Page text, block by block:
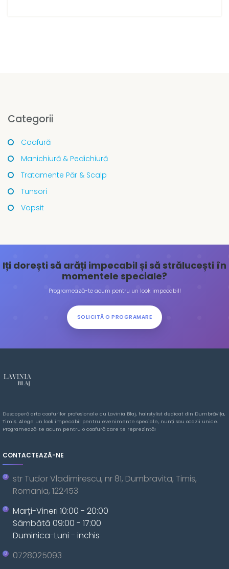
Categorii
Coafură
Manichiură & Pedichiură
Tratamente Păr & Scalp
Tunsori
Vopsit
Iți dorești să arăți impecabil și să strălucești în
momentele speciale?
Programează-te acum pentru un look impecabil!
SOLICITĂ O PROGRAMARE
Descoperă arta coafurilor profesionale cu Lavinia Blaj, hairstylist dedicat din Dumbrăvița,
Timiș. Alege un look impecabil pentru evenimente speciale, nunți sau ocazii unice.
Programează-te acum pentru o coafură care te reprezintă!
CONTACTEAZĂ-NE
str Tudor Vladimirescu, nr 81, Dumbravita, Timis,
Romania, 122453
Marți-Vineri 10:00 - 20:00
Sâmbătă 09:00 - 17:00
Duminica-Luni - inchis
0728025093